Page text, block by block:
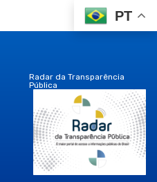
PT
Radar da Transparência
Pública